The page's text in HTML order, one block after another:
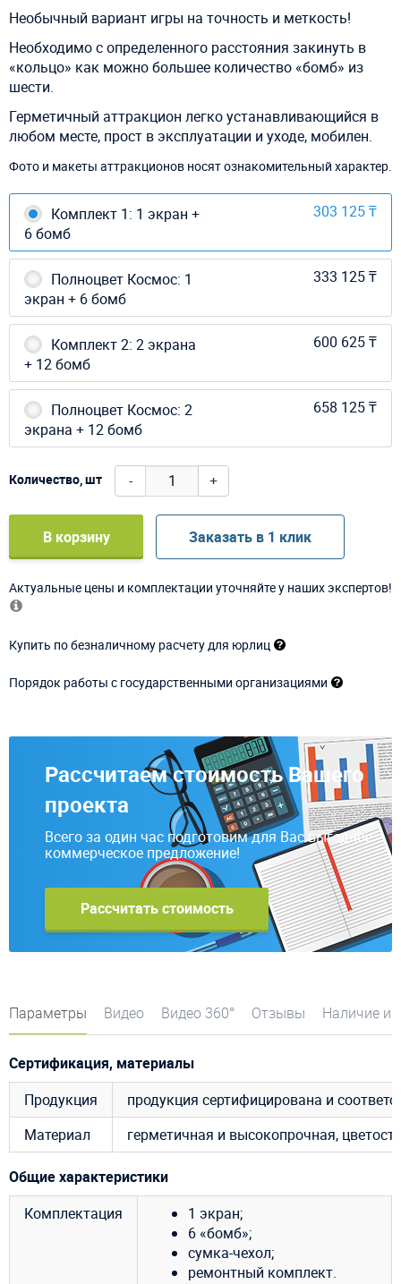
Необычный вариант игры на точность и меткость!
Необходимо с определенного расстояния закинуть в
«кольцо» как можно большее количество «бомб» из
шести.
Герметичный аттракцион легко устанавливающийся в
любом месте, прост в эксплуатации и уходе, мобилен.
Фото и макеты аттракционов носят ознакомительный характер.
Комплект 1: 1 экран +
6 бомб
303 125 ₸
Полноцвет Космос: 1
экран + 6 бомб
333 125 ₸
Комплект 2: 2 экрана
+ 12 бомб
600 625 ₸
Полноцвет Космос: 2
экрана + 12 бомб
658 125 ₸
Количество, шт - +
В корзину Заказать в 1 клик
Актуальные цены и комплектации уточняйте у наших экспертов!
Купить по безналичному расчету для юрлиц
Порядок работы с государственными организациями
Рассчитаем стоимость Вашего
проекта
Всего за один час подготовим для Вас выгодное
коммерческое предложение!
Рассчитать стоимость
Параметры Видео Видео 360° Отзывы Наличие и
Сертификация, материалы
Продукция
продукция сертифицирована и
Материал
герметичная и высокопрочная,
Общие характеристики
Комплектация
1 экран;
6 «бомб»;
сумка-чехол;
ремонтный комплект.